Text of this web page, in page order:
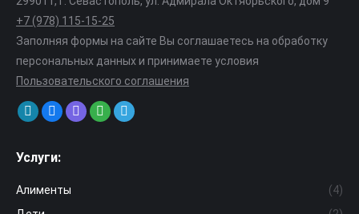
+7 (978) 115-15-25
Заполняя формы на сайте Вы соглашаетесь на обработку
персональных данных и принимаете условия
Пользовательского соглашения
Find us on:
Mail
opens
VK
opens
ViberWhatsappTelegram
Услуги:
Алименты
(4)